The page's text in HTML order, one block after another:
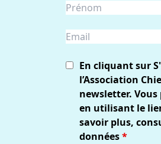
En cliquant sur
l’Association
newsletter.
en utilisant le
savoir plus,
données*